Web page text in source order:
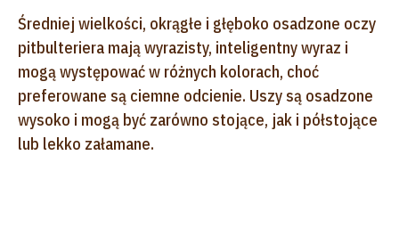
Średniej wielkości, okrągłe i głęboko osadzone oczy
pitbulteriera mają wyrazisty, inteligentny wyraz i
mogą występować w różnych kolorach, choć
preferowane są ciemne odcienie. Uszy są osadzone
wysoko i mogą być zarówno stojące, jak i półstojące
lub lekko załamane.